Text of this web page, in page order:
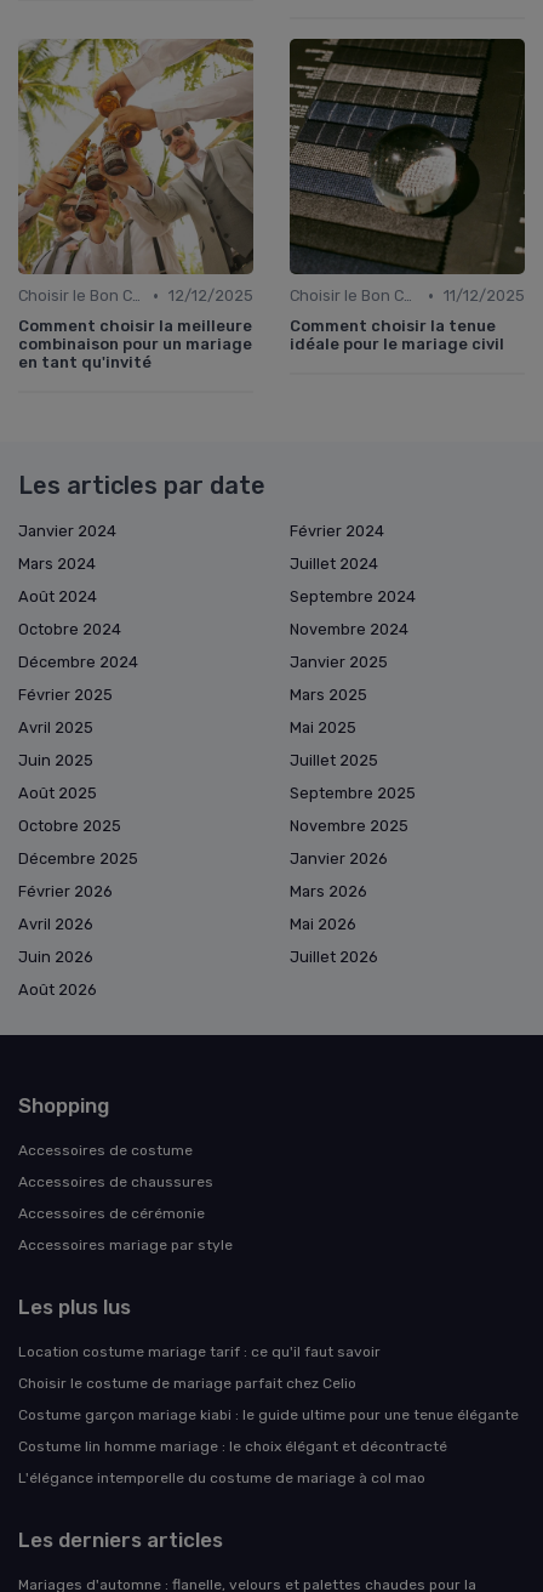
Choisir le Bon Costume • 12/12/2025
Comment choisir la meilleure
combinaison pour un mariage
en tant qu'invité
Choisir le Bon Costume • 11/12/2025
Comment choisir la tenue
idéale pour le mariage civil
Les articles par date
Janvier 2024
Février 2024
Mars 2024
Juillet 2024
Août 2024
Septembre 2024
Octobre 2024
Novembre 2024
Décembre 2024
Janvier 2025
Février 2025
Mars 2025
Avril 2025
Mai 2025
Juin 2025
Juillet 2025
Août 2025
Septembre 2025
Octobre 2025
Novembre 2025
Décembre 2025
Janvier 2026
Février 2026
Mars 2026
Avril 2026
Mai 2026
Juin 2026
Juillet 2026
Août 2026
Shopping
Accessoires de costume
Accessoires de chaussures
Accessoires de cérémonie
Accessoires mariage par style
Les plus lus
Location costume mariage tarif : ce qu'il faut savoir
Choisir le costume de mariage parfait chez Celio
Costume garçon mariage kiabi : le guide ultime pour une tenue élégante
Costume lin homme mariage : le choix élégant et décontracté
L'élégance intemporelle du costume de mariage à col mao
Les derniers articles
Mariages d'automne : flanelle, velours et palettes chaudes pour la